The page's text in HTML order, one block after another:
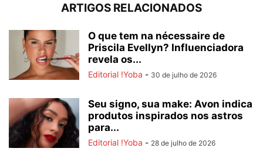
ARTIGOS RELACIONADOS
O que tem na nécessaire de
Priscila Evellyn? Influenciadora
revela os...
Editorial !Yoba - 30 de julho de 2026
Seu signo, sua make: Avon indica
produtos inspirados nos astros
para...
Editorial !Yoba - 28 de julho de 2026